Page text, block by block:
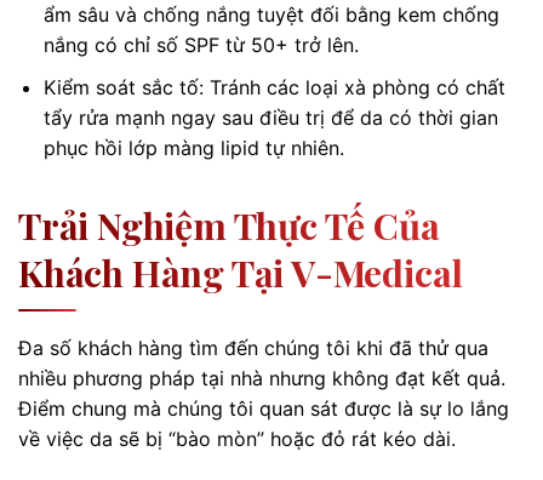
ẩm sâu và chống nắng tuyệt đối bằng kem chống
nắng có chỉ số SPF từ 50+ trở lên.
Kiểm soát sắc tố: Tránh các loại xà phòng có chất
tẩy rửa mạnh ngay sau điều trị để da có thời gian
phục hồi lớp màng lipid tự nhiên.
Trải Nghiệm Thực Tế Của
Khách Hàng Tại V-Medical
Đa số khách hàng tìm đến chúng tôi khi đã thử qua
nhiều phương pháp tại nhà nhưng không đạt kết quả.
Điểm chung mà chúng tôi quan sát được là sự lo lắng
về việc da sẽ bị “bào mòn” hoặc đỏ rát kéo dài.